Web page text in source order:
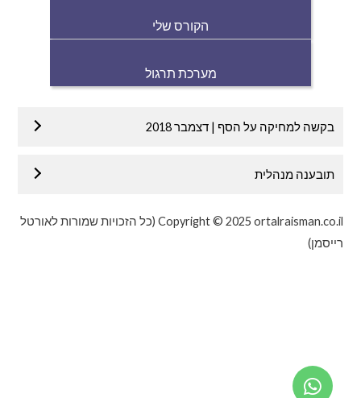
הקורס שלי
מערכת תרגול
בקשה למחיקה על הסף | דצמבר 2018
תובענה מנהלית
Copyright © 2025 ortalraisman.co.il (כל הזכויות שמורות לאורטל
רייסמן)